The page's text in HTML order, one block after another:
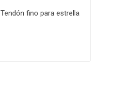
Tendón fino para estrella